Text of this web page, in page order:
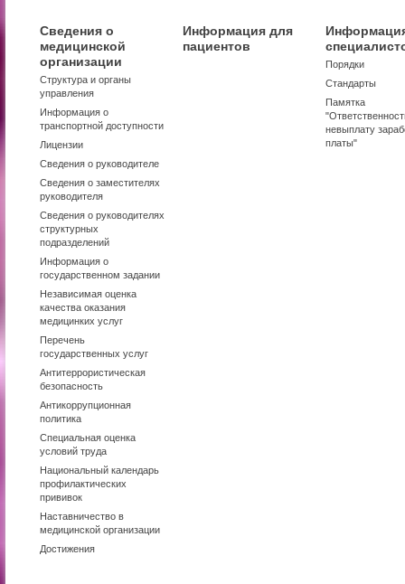
Сведения о
медицинской
организации
Структура и органы
управления
Информация о
транспортной доступности
Лицензии
Сведения о руководителе
Сведения о заместителях
руководителя
Сведения о руководителях
структурных
подразделений
Информация о
государственном задании
Независимая оценка
качества оказания
медицинких услуг
Перечень
государственных услуг
Антитеррористическая
безопасность
Антикоррупционная
политика
Специальная оценка
условий труда
Национальный календарь
профилактических
прививок
Наставничество в
медицинской организации
Достижения
Информация для
пациентов
Порядки
Стандарты
Памятка
невыплату
платы"